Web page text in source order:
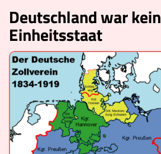
Deutschland war kein
Einheitsstaat